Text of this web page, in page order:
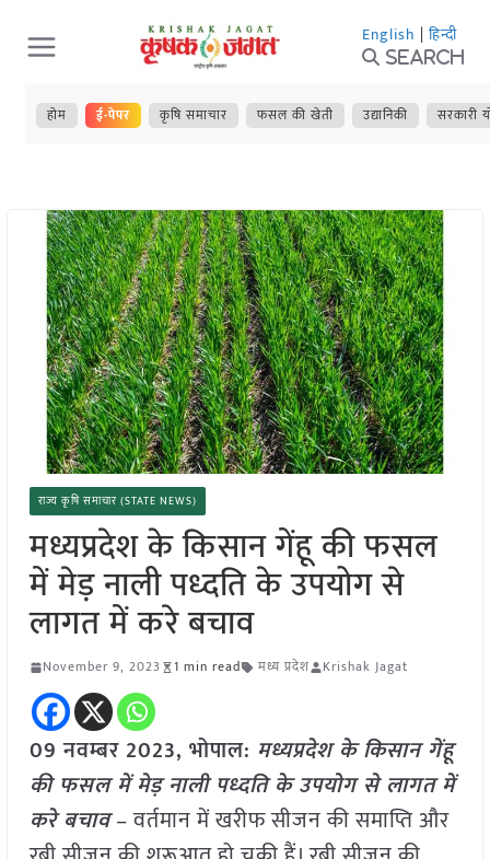
Skip
to
content
English | हिन्दी
Search
होम ई-पेपर कृषि समाचार फसल की खेती उद्यानिकी सरकारी
राज्य कृषि समाचार (STATE NEWS)
मध्यप्रदेश के किसान गेंहू की फसल
में मेड़ नाली पध्दति के उपयोग से
लागत में करे बचाव
November 9, 2023 1 min read मध्य प्रदेश Krishak Jagat
09 नवम्बर 2023, भोपाल: मध्यप्रदेश के किसान गेंहू
की फसल में मेड़ नाली पध्दति के उपयोग से लागत में
करे बचाव– वर्तमान में खरीफ सीजन की समाप्ति और